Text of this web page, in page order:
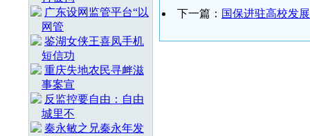
广东设网监管平台“以
网管
鉴湖女侠王喜凤手机
短信功
重庆失地农民寻衅滋
事案宣
反监控要自由：自由
城里不
秦永敏之兄秦永年发
下一篇： 国保进驻高校发